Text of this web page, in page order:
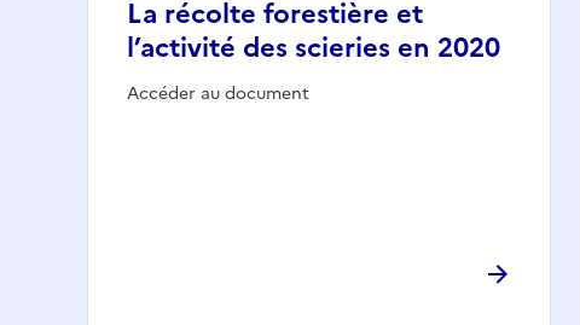
La récolte forestière et
l’activité des scieries en 2020
Accéder au document